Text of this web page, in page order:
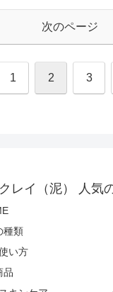
次のページ
1 2 3
クレイ（泥） 人気
種類
い方
品